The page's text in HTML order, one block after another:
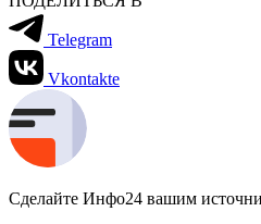
Telegram
Vkontakte
Сделайте Инфо24 вашим